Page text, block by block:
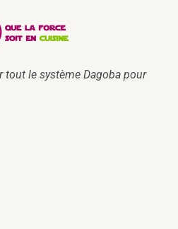
le système Dagoba pour